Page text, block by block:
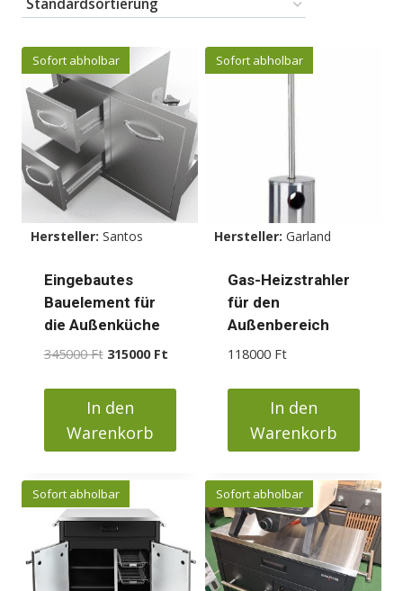
Sofort abholbar
Hersteller: Santos
Eingebautes
Bauelement für
die Außenküche
345000Ft Ursprünglicher
war:
345000 Ft
315000 FtAktueller
ist:
In den
Warenkorb
Sofort abholbar
Hersteller: Garland
Gas-Heizstrahler
für den
Außenbereich
118000 Ft
In den
Warenkorb
Sofort abholbar Sofort abholbar